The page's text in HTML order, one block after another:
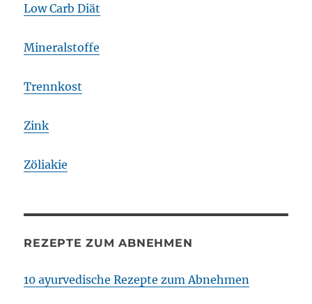
Low Carb Diät
Mineralstoffe
Trennkost
Zink
Zöliakie
REZEPTE ZUM ABNEHMEN
10 ayurvedische Rezepte zum Abnehmen